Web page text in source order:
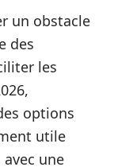
un obstacle
des
les
options
utile
une